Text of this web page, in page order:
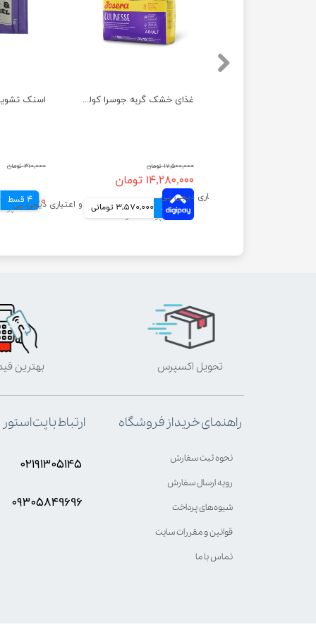
۳۱۰,۰۰۰ تومان
۲۸۹,۰۰۰ تومان
4 قسط
غذای خشک گربه جوسرا کولینس ضد گلوله مویی وزن 10 کیلوگرم
۱۷,۵۰۰,۰۰۰ تومان
۱۴,۲۸۰,۰۰۰ تومان
4 قسط 3,570,000 تومانی
تحویل اکسپرس بهترین
راهنمای خرید از فروشگاه
نحوه ثبت سفارش
رویه ارسال سفارش
شیوه‌های پرداخت
قوانین و مقررات سایت
تماس با ما
ارتباط با پت استور
۰۲۱۹۱۳۰۵۱۴۵
۰۹۳۰۵8۴9696